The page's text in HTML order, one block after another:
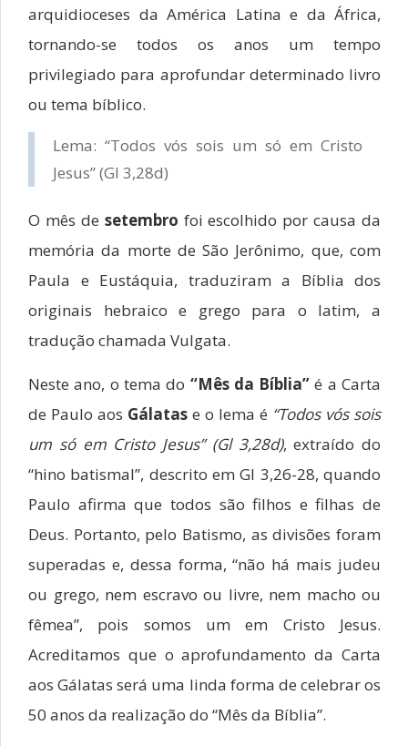
arquidioceses da América Latina e da África,
tornando-se todos os anos um tempo
privilegiado para aprofundar determinado livro
ou tema bíblico.
Lema: “Todos vós sois um só em Cristo
Jesus” (Gl 3,28d)
O mês de setembro foi escolhido por causa da
memória da morte de São Jerônimo, que, com
Paula e Eustáquia, traduziram a Bíblia dos
originais hebraico e grego para o latim, a
tradução chamada Vulgata.
Neste ano, o tema do “Mês da Bíblia” é a Carta
de Paulo aos Gálatas e o lema é “Todos vós sois
um só em Cristo Jesus” (Gl 3,28d), extraído do
“hino batismal”, descrito em Gl 3,26-28, quando
Paulo afirma que todos são filhos e filhas de
Deus. Portanto, pelo Batismo, as divisões foram
superadas e, dessa forma, “não há mais judeu
ou grego, nem escravo ou livre, nem macho ou
fêmea”, pois somos um em Cristo Jesus.
Acreditamos que o aprofundamento da Carta
aos Gálatas será uma linda forma de celebrar os
50 anos da realização do “Mês da Bíblia”.